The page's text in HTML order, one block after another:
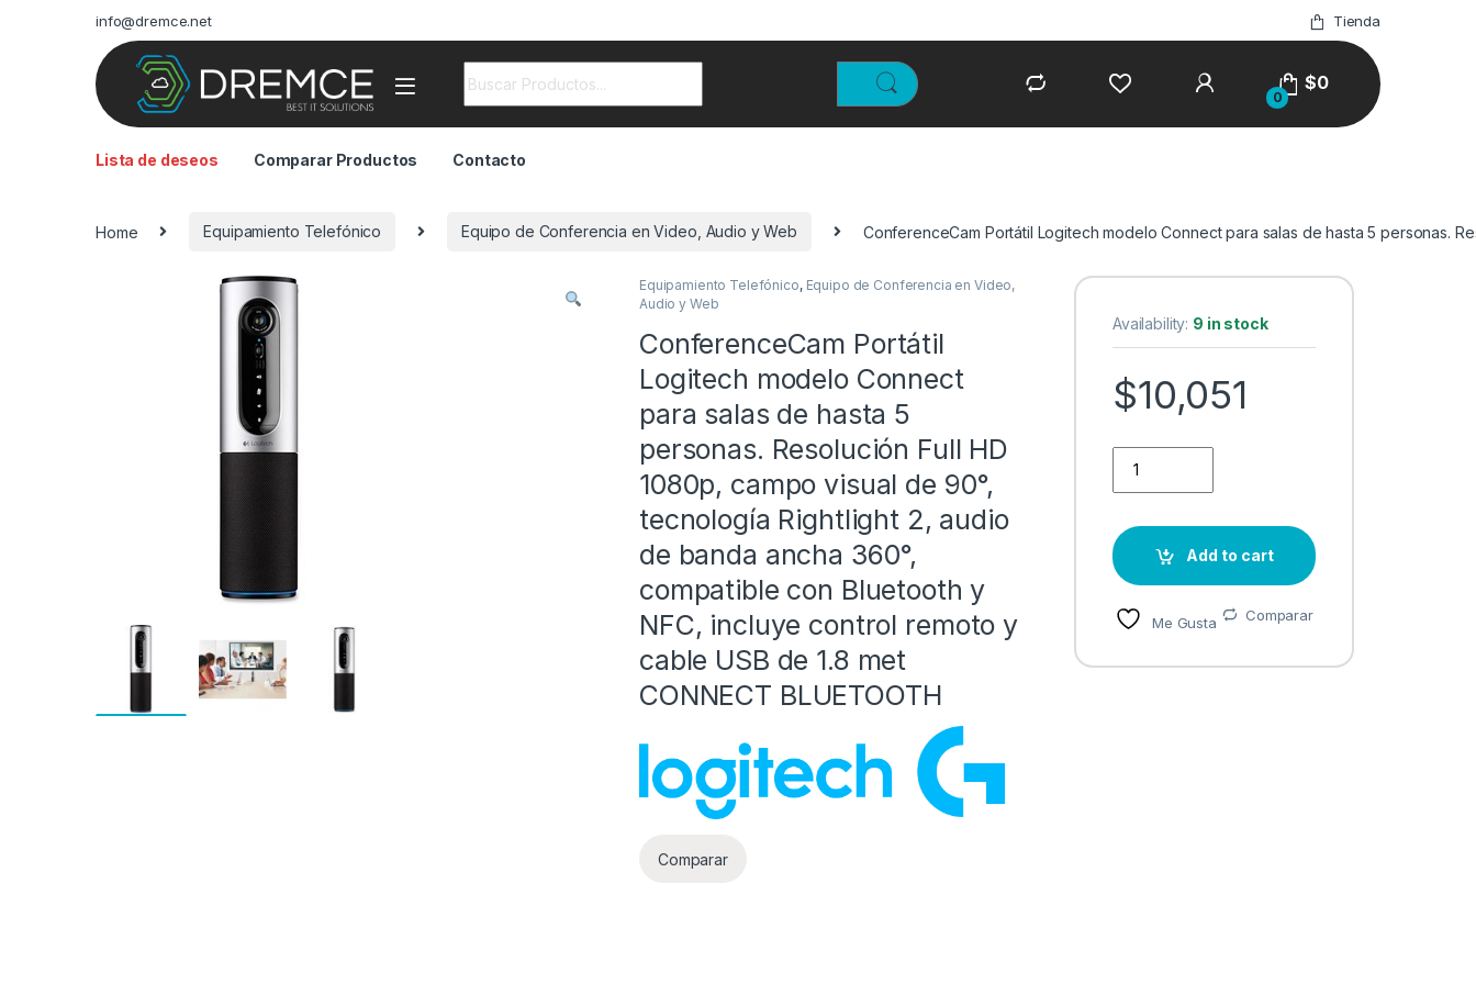
info@dremce.net Tienda
0
$0
Lista de deseos Comparar Productos Contacto
Home Equipamiento Telefónico Equipo de Conferencia en Video, Audio y Web ConferenceCam Portátil Logitech modelo Connect para salas de hasta 5 personas.
Equipamiento Telefónico, Equipo de Conferencia en Video,
Audio y Web
ConferenceCam Portátil
Logitech modelo Connect
para salas de hasta 5
personas. Resolución Full HD
1080p, campo visual de 90°,
tecnología Rightlight 2, audio
de banda ancha 360°,
compatible con Bluetooth y
NFC, incluye control remoto y
cable USB de 1.8 met
CONNECT BLUETOOTH
Comparar
Availability: 9 in stock
$10,051
Add to cart
Me Gusta Comparar